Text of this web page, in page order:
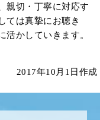
親切・丁寧に対応す
ては真摯にお聴き
活かしていきます。
2017年10月1日作成